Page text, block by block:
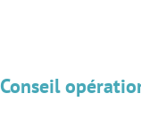
Conseil